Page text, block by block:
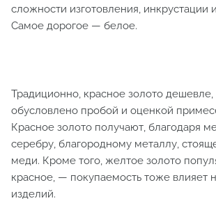
сложности изготовления, инкрустации
Самое дорогое — белое.
Традиционно, красное золото
обусловлено пробой и оценкой
Красное золото получают, благодаря
серебру, благородному металлу,
меди. Кроме того, желтое золото
красное, — покупаемость тоже влияет
изделий.